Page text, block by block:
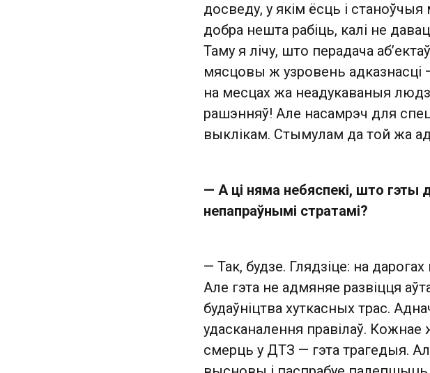
досведу, у якім ёсць і
добра нешта рабіць, калі не
Таму я лічу, што перадача
мясцовы ж узровень адказнасці
на месцах жа неадукаваныя
рашэнняў! Але насамрэч для
выклікам. Стымулам да той жа
— А ці няма небяспекі, што гэты
непапраўнымі стратамі?
— Так, будзе. Глядзіце: на
Але гэта не адмяняе развіцця
будаўніцтва хуткасных трас.
удасканалення правілаў.
смерць у ДТЗ — гэта трагедыя.